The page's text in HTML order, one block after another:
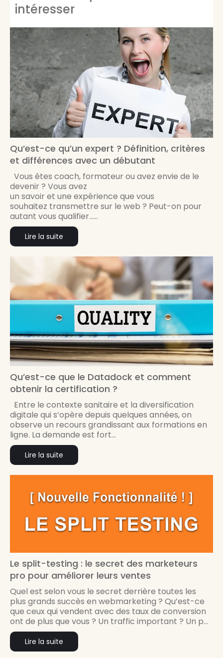
intéresser
Qu’est-ce qu’un expert ? Définition, critères
et différences avec un débutant
Vous êtes coach, formateur ou avez envie de le
devenir ? Vous avez
un savoir et une expérience que vous
souhaitez transmettre sur le web ? Peut-on pour
autant vous qualifier......
Lire la suite
Qu’est-ce que le Datadock et comment
obtenir la certification ?
Entre le contexte sanitaire et la diversification
digitale qui s’opère depuis quelques années, on
observe un recours grandissant aux formations en
ligne. La demande est fort...
Lire la suite
Le split-testing : le secret des marketeurs
pro pour améliorer leurs ventes
Quel est selon vous le secret derrière toutes les
plus grands succès en webmarketing ? Qu’est-ce
que ceux qui vendent avec des taux de conversion
ont de plus que vous ? Un traffic important ? Un p...
Lire la suite